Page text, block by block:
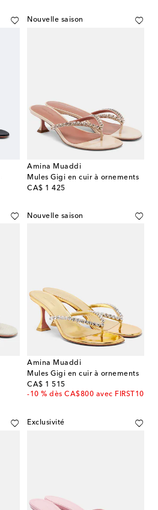
Nouvelle saison
Amina Muaddi
Mules Gigi en cuir à ornements
CA$ 1 425
original price
Nouvelle saison
Amina Muaddi
Mules Gigi en cuir à ornements
CA$ 1 515
original price
-10 % dès CA$800 avec FIRST10
Exclusivité